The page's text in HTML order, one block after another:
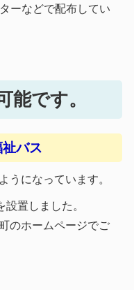
ーなどで配布してい
能です。
バス
になっています。
置しました。
のホームページでご